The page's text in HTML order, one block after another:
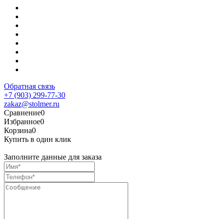
Обратная связь
+7 (903) 299-77-30
zakaz@stolmer.ru
Сравнение0
Избранное0
Корзина0
Купить в один клик
Заполните данные для заказа